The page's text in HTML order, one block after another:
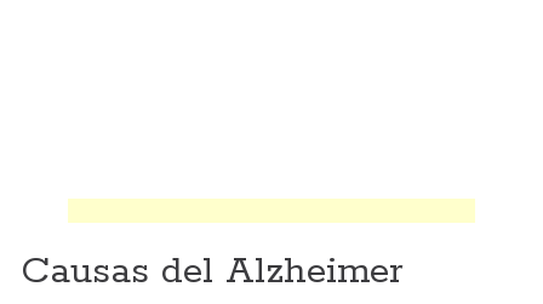
Causas del Alzheimer